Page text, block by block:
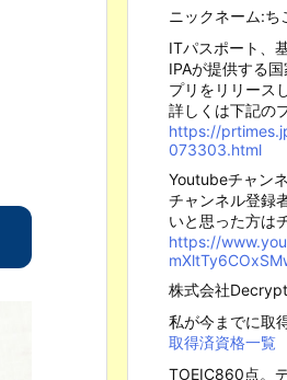
ニックネーム:ち
ITパスポート、
IPAが提供する
プリをリリース
詳しくは下記の
https://
073303.html
Youtubeチャン
チャンネル登録
いと思った方は
https://
株式会社
私が今までに取
取得済資格一覧
TOEIC860点。